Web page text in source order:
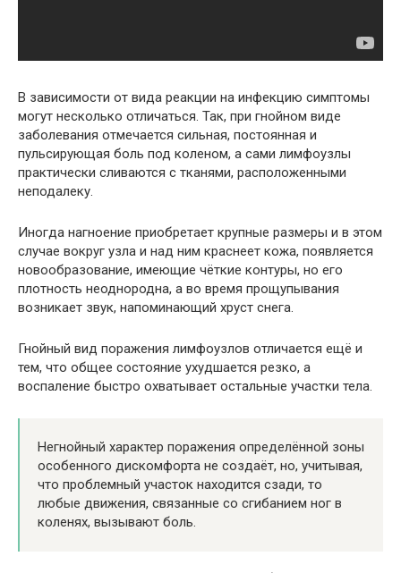
В зависимости от вида реакции на инфекцию симптомы
могут несколько отличаться. Так, при гнойном виде
заболевания отмечается сильная, постоянная и
пульсирующая боль под коленом, а сами лимфоузлы
практически сливаются с тканями, расположенными
неподалеку.
Иногда нагноение приобретает крупные размеры и в этом
случае вокруг узла и над ним краснеет кожа, появляется
новообразование, имеющие чёткие контуры, но его
плотность неоднородна, а во время прощупывания
возникает звук, напоминающий хруст снега.
Гнойный вид поражения лимфоузлов отличается ещё и
тем, что общее состояние ухудшается резко, а
воспаление быстро охватывает остальные участки тела.
Негнойный характер поражения определённой зоны
особенного дискомфорта не создаёт, но, учитывая,
что проблемный участок находится сзади, то
любые движения, связанные со сгибанием ног в
коленях, вызывают боль.